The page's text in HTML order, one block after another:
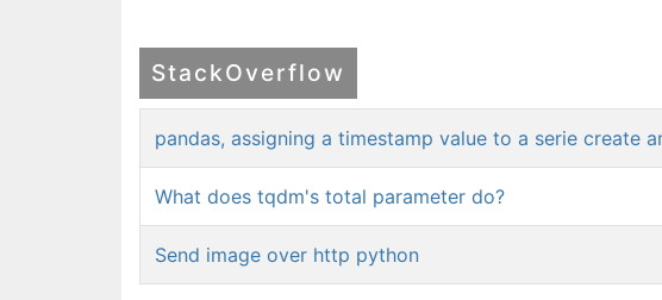
StackOverflow
pandas, assigning a timestamp value to a serie create
What does tqdm's total parameter do?
Send image over http python